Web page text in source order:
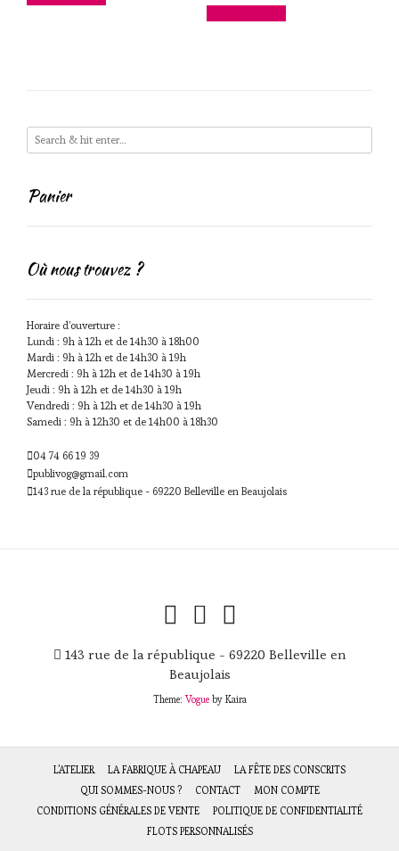
Panier
Où nous trouvez ?
Horaire d'ouverture :
Lundi : 9h à 12h et de 14h30 à 18h00
Mardi : 9h à 12h et de 14h30 à 19h
Mercredi : 9h à 12h et de 14h30 à 19h
Jeudi : 9h à 12h et de 14h30 à 19h
Vendredi : 9h à 12h et de 14h30 à 19h
Samedi : 9h à 12h30 et de 14h00 à 18h30
04 74 66 19 39
publivog@gmail.com
143 rue de la république - 69220 Belleville en Beaujolais
143 rue de la république - 69220 Belleville en
Beaujolais
Theme:Vogueby Kaira
L’ATELIER LA FABRIQUE À CHAPEAU
LA FÊTE DES CONSCRITS
QUI SOMMES-NOUS ?
CONTACT
MON COMPTE
CONDITIONS GÉNÉRALES DE VENTE
POLITIQUE DE CONFIDENTIALITÉ
FLOTS PERSONNALISÉS